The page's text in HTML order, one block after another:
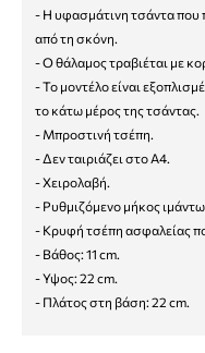
- Η υφασμάτινη τσάντα που
από τη σκόνη.
- Ο θάλαμος τραβιέται με
- Το μοντέλο είναι
το κάτω μέρος της τσάντας.
- Μπροστινή τσέπη.
- Δεν ταιριάζει στο Α4.
- Χειρολαβή.
- Ρυθμιζόμενο μήκος
- Κρυφή τσέπη ασφαλείας
- Βάθος: 11 cm.
- Υψος: 22 cm.
- Πλάτος στη βάση: 22 cm.